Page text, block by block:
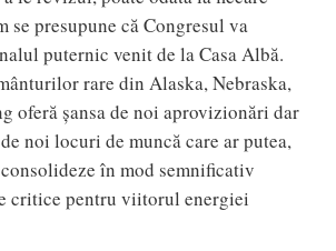
se presupune că Congresul va
puternic venit de la Casa Albă.
rare din Alaska, Nebraska,
oferă şansa de noi aprovizionări dar
noi locuri de muncă care ar putea,
consolideze în mod semnificativ
critice pentru viitorul energiei